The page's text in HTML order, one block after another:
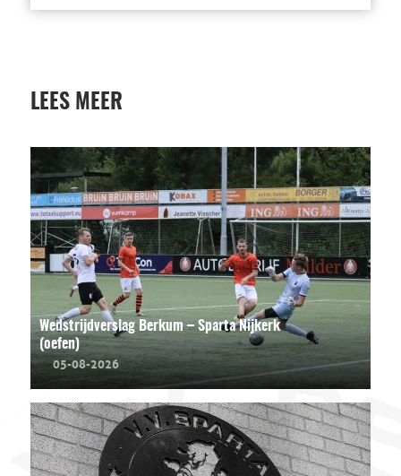
LEES MEER
Wedstrijdverslag Berkum – Sparta Nijkerk
(oefen)
05-08-2026